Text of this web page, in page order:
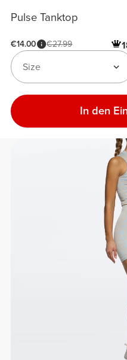
Pulse Tanktop
€14.00 €27.99
Size
In den